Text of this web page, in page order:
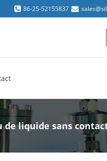
86-25-52155837
de liquide sans